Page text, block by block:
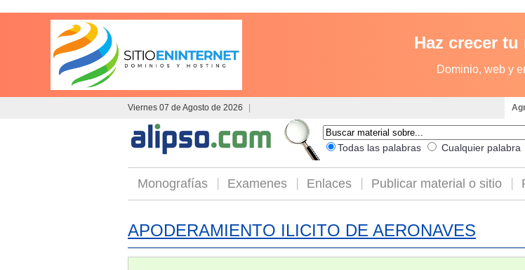
Haz crecer
Dominio, web y
Viernes 07 de Agosto de 2026
Todas las palabras Cualquier palabra
Monografías Examenes Enlaces Publicar material o sitio
APODERAMIENTO ILICITO DE AERONAVES